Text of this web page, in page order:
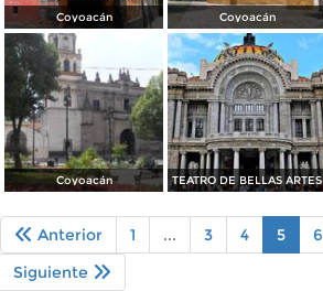
Coyoacán Coyoacán
Coyoacán TEATRO DE BELLAS ARTES
Anterior 1 ... 3 4 5 6
Siguiente